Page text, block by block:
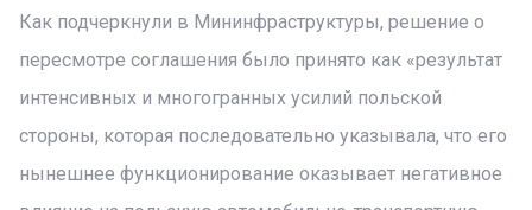
Как подчеркнули в Мининфраструктуры, решение о
пересмотре соглашения было принято как «результат
интенсивных и многогранных усилий польской
стороны, которая последовательно указывала, что его
нынешнее функционирование оказывает негативное